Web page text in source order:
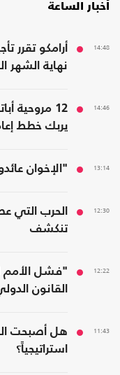
أخبار الساعة
14:48
أرامكو تقرر
نهاية الشهر
14:46
12
يربك خطط
13:14 "الإخوان
12:30
تنكشف
12:22
"فشل الأمم
القانون
11:43
هل أصبحت
استراتيجياً؟